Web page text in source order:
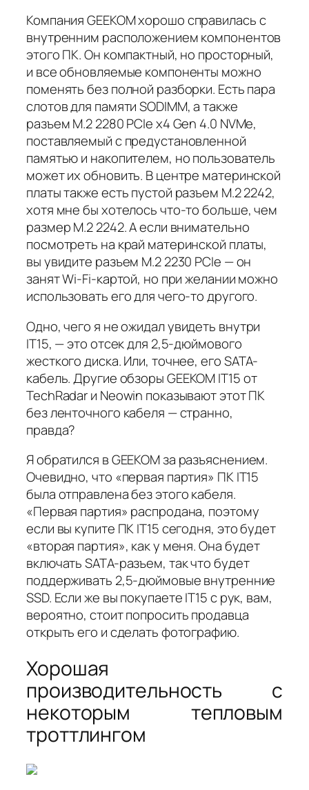
Компания GEEKOM хорошо справилась с
внутренним расположением компонентов
этого ПК. Он компактный, но просторный,
и все обновляемые компоненты можно
поменять без полной разборки. Есть пара
слотов для памяти SODIMM, а также
разъем M.2 2280 PCIe x4 Gen 4.0 NVMe,
поставляемый с предустановленной
памятью и накопителем, но пользователь
может их обновить. В центре материнской
платы также есть пустой разъем M.2 2242,
хотя мне бы хотелось что-то больше, чем
размер M.2 2242. А если внимательно
посмотреть на край материнской платы,
вы увидите разъем M.2 2230 PCIe — он
занят Wi-Fi-картой, но при желании можно
использовать его для чего-то другого.
Одно, чего я не ожидалувидеть внутри
IT15, — это отсек для 2,5-дюймового
жесткого диска. Или, точнее, егоSATA-
кабель. Другие обзоры GEEKOM IT15 от
TechRadar и Neowin показывают этот ПК
без ленточного кабеля — странно,
правда?
Я обратился в GEEKOM за разъяснением.
Очевидно, что «первая партия» ПК IT15
была отправлена без этого кабеля.
«Первая партия» распродана, поэтому
если вы купите ПК IT15 сегодня, это будет
«вторая партия», как у меня. Она будет
включать SATA-разъем, так что будет
поддерживать 2,5-дюймовые внутренние
SSD. Если же вы покупаете IT15 с рук, вам,
вероятно, стоит попросить продавца
открыть его и сделать фотографию.
Хорошая
производительность с
некоторым тепловым
троттлингом